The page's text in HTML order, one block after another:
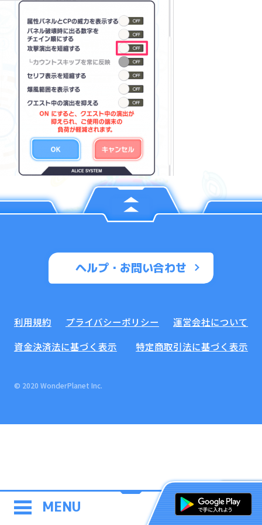
MENU
ヘルプ・お問い合わせ
利用規約 プライバシーポリシー
運営会社について
資金決済法に基づく表示
特定商取引法に基づく表示
© 2020 WonderPlanet Inc.